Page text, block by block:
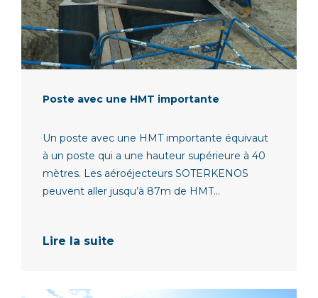
Poste avec une HMT importante
Un poste avec une HMT importante équivaut
à un poste qui a une hauteur supérieure à 40
mètres. Les aéroéjecteurs SOTERKENOS
peuvent aller jusqu’à 87m de HMT...
Lire la suite